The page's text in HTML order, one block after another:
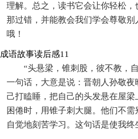
理解。总之，读书它会让你轻松
那过错，并能教会我们学会尊敬别
哦！
成语故事读后感11
“头悬梁，锥刺股，彼不教，
一句话，大意是说：晋朝人孙敬夜
己打瞌睡，把自己的头发悬在屋
困倦时，用锥子刺大腿。他们不
自觉地刻苦学习。这句话是使我终